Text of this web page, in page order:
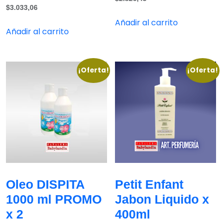
$3.033,06
Añadir al carrito
Añadir al carrito
¡Oferta!
Oleo DISPITA
1000 ml PROMO
x 2
¡Oferta!
Petit Enfant
Jabon Liquido x
400ml